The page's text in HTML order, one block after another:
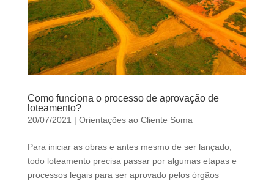
e
l
d
s
h
o
l
d
e
l
e
Como funciona o processo de aprovação de
loteamento?
20/07/2021 | Orientações ao Cliente Soma
Para iniciar as obras e antes mesmo de ser lançado,
todo loteamento precisa passar por algumas etapas e
processos legais para ser aprovado pelos órgãos